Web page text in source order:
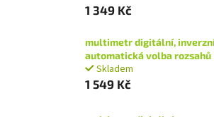
1 349 Kč
multimetr digitální, inverzní
automatická volba rozsahů
Skladem
1 549 Kč